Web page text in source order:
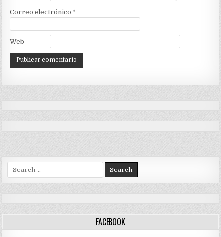
Correo electrónico *
Web
Search
for:
FACEBOOK